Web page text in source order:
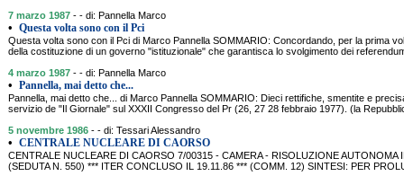
7 marzo 1987 - - di: Pannella Marco
• Questa volta sono con il Pci
Questa volta sono con il Pci di Marco Pannella SOMMARIO: Concordando, per la prima
della costituzione di un governo "istituzionale" che garantisca lo svolgimento dei
4 marzo 1987 - - di: Pannella Marco
• Pannella, mai detto che...
Pannella, mai detto che... di Marco Pannella SOMMARIO: Dieci rettifiche, smentite e
servizio de "Il Giornale" sul XXXII Congresso del Pr (26, 27 28 febbraio 1977). (la
5 novembre 1986 - - di: Tessari Alessandro
• CENTRALE NUCLEARE DI CAORSO
CENTRALE NUCLEARE DI CAORSO 7/00315 - CAMERA - RISOLUZIONE AUTONOMA
(SEDUTA N. 550) *** ITER CONCLUSO IL 19.11.86 *** (COMM. 12) SINTESI: PER